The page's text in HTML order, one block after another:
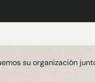
su organización